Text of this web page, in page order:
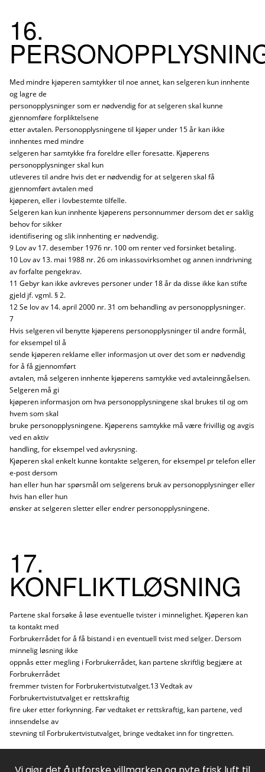
16.
Med mindre kjøperen samtykker til noe annet, kan selgeren kun innhente
og lagre de
personopplysninger som er nødvendig for at selgeren skal kunne
gjennomføre forpliktelsene
etter avtalen. Personopplysningene til kjøper under 15 år kan ikke
innhentes med mindre
selgeren har samtykke fra foreldre eller foresatte. Kjøperens
personopplysninger skal kun
utleveres til andre hvis det er nødvendig for at selgeren skal få
gjennomført avtalen med
kjøperen, eller i lovbestemte tilfelle.
Selgeren kan kun innhente kjøperens personnummer dersom det er saklig
behov for sikker
identifisering og slik innhenting er nødvendig.
9 Lov av 17. desember 1976 nr. 100 om renter ved forsinket betaling.
10 Lov av 13. mai 1988 nr. 26 om inkassovirksomhet og annen inndrivning
av forfalte pengekrav.
11 Gebyr kan ikke avkreves personer under 18 år da disse ikke kan stifte
gjeld jf. vgml. § 2.
12 Se lov av 14. april 2000 nr. 31 om behandling av personopplysninger.
7
Hvis selgeren vil benytte kjøperens personopplysninger til andre formål,
for eksempel til å
sende kjøperen reklame eller informasjon ut over det som er nødvendig
for å få gjennomført
avtalen, må selgeren innhente kjøperens samtykke ved avtaleinngåelsen.
Selgeren må gi
kjøperen informasjon om hva personopplysningene skal brukes til og om
hvem som skal
bruke personopplysningene. Kjøperens samtykke må være frivillig og avgis
ved en aktiv
handling, for eksempel ved avkrysning.
Kjøperen skal enkelt kunne kontakte selgeren, for eksempel pr telefon eller
e-post dersom
han eller hun har spørsmål om selgerens bruk av personopplysninger eller
hvis han eller hun
ønsker at selgeren sletter eller endrer personopplysningene.
17.
KONFLIKTLØSNING
Partene skal forsøke å løse eventuelle tvister i minnelighet. Kjøperen kan
ta kontakt med
Forbrukerrådet for å få bistand i en eventuell tvist med selger. Dersom
minnelig løsning ikke
oppnås etter megling i Forbrukerrådet, kan partene skriftlig begjære at
Forbrukerrådet
fremmer tvisten for Forbrukertvistutvalget.13 Vedtak av
Forbrukertvistutvalget er rettskraftig
fire uker etter forkynning. Før vedtaket er rettskraftig, kan partene, ved
innsendelse av
stevning til Forbrukertvistutvalget, bringe vedtaket inn for tingretten.